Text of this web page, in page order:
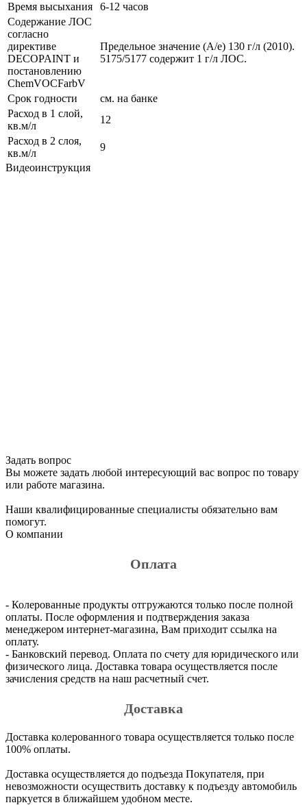
Время высыхания
6-12 часов
Содержание ЛОС
согласно
директиве
DECOPAINT и
постановлению
ChemVOCFarbV
Предельное значение (A/е) 130 г/л (2010).
5175/5177 содержит 1 г/л ЛОС.
Срок годности
см. на банке
Расход в 1 слой,
кв.м/л
12
Расход в 2 слоя,
кв.м/л
9
Видеоинструкция
Задать вопрос
Вы можете задать любой интересующий вас вопрос по товару
или работе магазина.
Наши квалифицированные специалисты обязательно вам
помогут.
О компании
Оплата
- Колерованные продукты отгружаются только после полной
оплаты. После оформления и подтверждения заказа
менеджером интернет-магазина, Вам приходит ссылка на
оплату.
- Банковский перевод. Оплата по счету для юридического или
физического лица. Доставка товара осуществляется после
зачисления средств на наш расчетный счет.
Доставка
Доставка колерованного товара осуществляется только после
100% оплаты.
Доставка осуществляется до подъезда Покупателя, при
невозможности осуществить доставку к подъезду автомобиль
паркуется в ближайшем удобном месте.